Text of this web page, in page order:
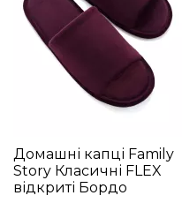
Домашні капці Family
Story Класичні FLEX
відкриті Бордо